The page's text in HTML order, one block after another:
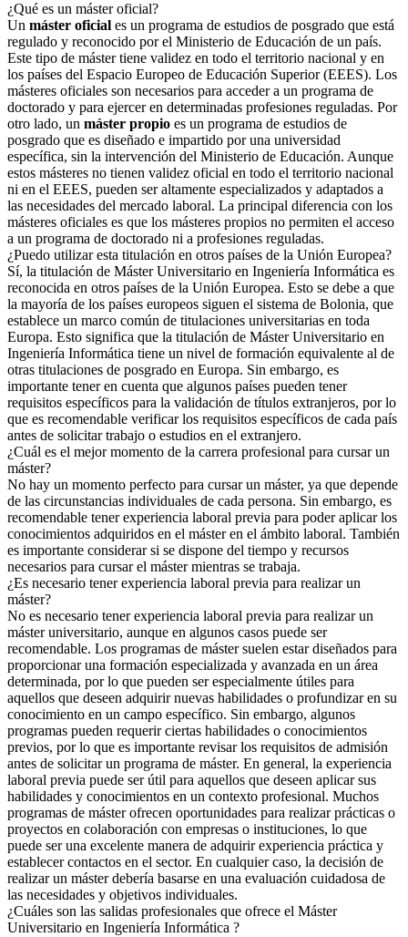
¿Qué es un máster oficial?
Un máster oficial es un programa de estudios de posgrado que está
regulado y reconocido por el Ministerio de Educación de un país.
Este tipo de máster tiene validez en todo el territorio nacional y en
los países del Espacio Europeo de Educación Superior (EEES). Los
másteres oficiales son necesarios para acceder a un programa de
doctorado y para ejercer en determinadas profesiones reguladas. Por
otro lado, un máster propio es un programa de estudios de
posgrado que es diseñado e impartido por una universidad
específica, sin la intervención del Ministerio de Educación. Aunque
estos másteres no tienen validez oficial en todo el territorio nacional
ni en el EEES, pueden ser altamente especializados y adaptados a
las necesidades del mercado laboral. La principal diferencia con los
másteres oficiales es que los másteres propios no permiten el acceso
a un programa de doctorado ni a profesiones reguladas.
¿Puedo utilizar esta titulación en otros países de la Unión Europea?
Sí, la titulación de Máster Universitario en Ingeniería Informática es
reconocida en otros países de la Unión Europea. Esto se debe a que
la mayoría de los países europeos siguen el sistema de Bolonia, que
establece un marco común de titulaciones universitarias en toda
Europa. Esto significa que la titulación de Máster Universitario en
Ingeniería Informática tiene un nivel de formación equivalente al de
otras titulaciones de posgrado en Europa. Sin embargo, es
importante tener en cuenta que algunos países pueden tener
requisitos específicos para la validación de títulos extranjeros, por lo
que es recomendable verificar los requisitos específicos de cada país
antes de solicitar trabajo o estudios en el extranjero.
¿Cuál es el mejor momento de la carrera profesional para cursar un
máster?
No hay un momento perfecto para cursar un máster, ya que depende
de las circunstancias individuales de cada persona. Sin embargo, es
recomendable tener experiencia laboral previa para poder aplicar los
conocimientos adquiridos en el máster en el ámbito laboral. También
es importante considerar si se dispone del tiempo y recursos
necesarios para cursar el máster mientras se trabaja.
¿Es necesario tener experiencia laboral previa para realizar un
máster?
No es necesario tener experiencia laboral previa para realizar un
máster universitario, aunque en algunos casos puede ser
recomendable. Los programas de máster suelen estar diseñados para
proporcionar una formación especializada y avanzada en un área
determinada, por lo que pueden ser especialmente útiles para
aquellos que deseen adquirir nuevas habilidades o profundizar en su
conocimiento en un campo específico. Sin embargo, algunos
programas pueden requerir ciertas habilidades o conocimientos
previos, por lo que es importante revisar los requisitos de admisión
antes de solicitar un programa de máster. En general, la experiencia
laboral previa puede ser útil para aquellos que deseen aplicar sus
habilidades y conocimientos en un contexto profesional. Muchos
programas de máster ofrecen oportunidades para realizar prácticas o
proyectos en colaboración con empresas o instituciones, lo que
puede ser una excelente manera de adquirir experiencia práctica y
establecer contactos en el sector. En cualquier caso, la decisión de
realizar un máster debería basarse en una evaluación cuidadosa de
las necesidades y objetivos individuales.
¿Cuáles son las salidas profesionales que ofrece el Máster
Universitario en Ingeniería Informática ?